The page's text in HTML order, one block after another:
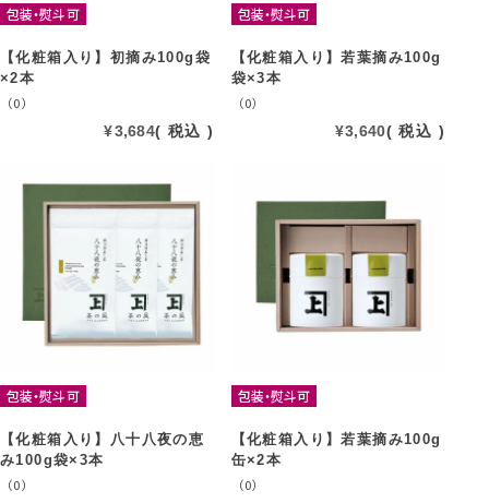
包装・熨斗可
【化粧箱入り】初摘み100g袋
×2本
（0）
¥3,684 税込
包装・熨斗可
【化粧箱入り】若葉摘み100g
袋×3本
（0）
¥3,640 税込
包装・熨斗可
【化粧箱入り】八十八夜の恵
み100g袋×3本
（0）
包装・熨斗可
【化粧箱入り】若葉摘み100g
缶×2本
（0）